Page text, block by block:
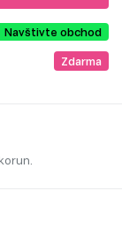
Navštivte obchod
Zdarma